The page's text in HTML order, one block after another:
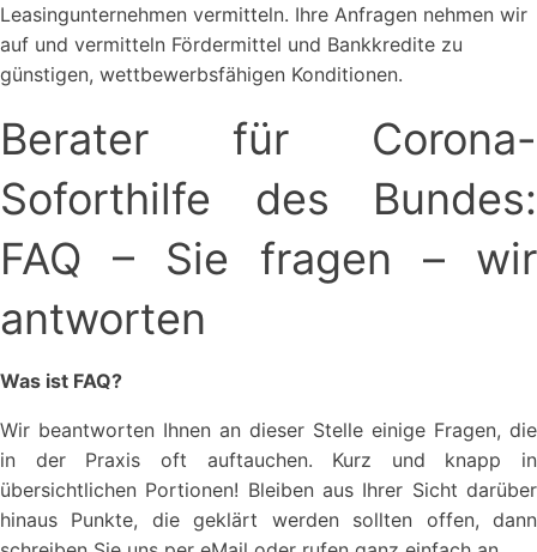
Leasingunternehmen vermitteln. Ihre Anfragen nehmen wir
auf und vermitteln Fördermittel und Bankkredite zu
günstigen, wettbewerbsfähigen Konditionen.
Berater für Corona-
Soforthilfe des Bundes:
FAQ – Sie fragen – wir
antworten
Was ist FAQ?
Wir beantworten Ihnen an dieser Stelle einige Fragen, die
in der Praxis oft auftauchen. Kurz und knapp in
übersichtlichen Portionen! Bleiben aus Ihrer Sicht darüber
hinaus Punkte, die geklärt werden sollten offen, dann